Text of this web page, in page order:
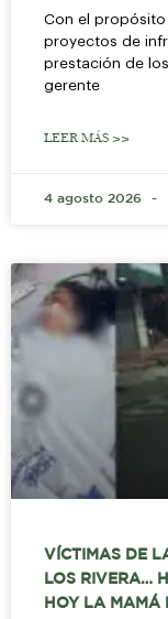
Con el
proyectos de
prestación de
gerente
LEER MÁS >>
4 agosto 2026
VÍCTIMAS DE
LOS RIVERA…
HOY LA MAMÁ